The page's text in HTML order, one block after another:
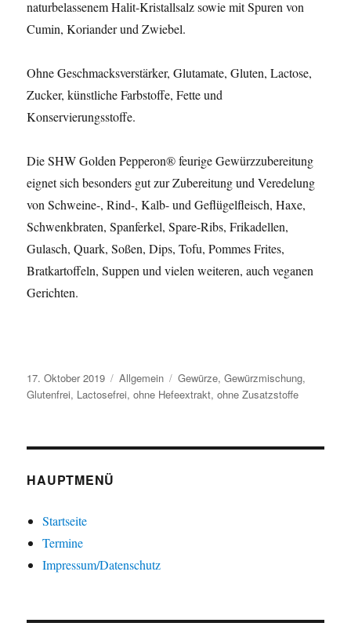
naturbelassenem Halit-Kristallsalz sowie mit Spuren von
Cumin, Koriander und Zwiebel.
Ohne Geschmacksverstärker, Glutamate, Gluten, Lactose,
Zucker, künstliche Farbstoffe, Fette und
Konservierungsstoffe.
Die SHW Golden Pepperon® feurige Gewürzzubereitung
eignet sich besonders gut zur Zubereitung und Veredelung
von Schweine-, Rind-, Kalb- und Geflügelfleisch, Haxe,
Schwenkbraten, Spanferkel, Spare-Ribs, Frikadellen,
Gulasch, Quark, Soßen, Dips, Tofu, Pommes Frites,
Bratkartoffeln, Suppen und vielen weiteren, auch veganen
Gerichten.
Veröffentlicht
am
17. Oktober 2019 Kategorien
Allgemein Schlagwörter
Gewürze,Gewürzmischung,
Glutenfrei, Lactosefrei,ohne Hefeextrakt,ohne Zusatzstoffe
HAUPTMENÜ
Startseite
Termine
Impressum/Datenschutz